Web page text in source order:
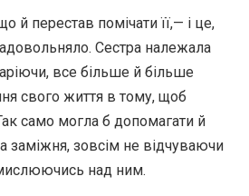
й перестав помічати її,— і це,
Сестра належала
все більше й більше
свого життя в тому, щоб
само могла б допомагати й
заміжня, зовсім не відчуваючи
над ним.